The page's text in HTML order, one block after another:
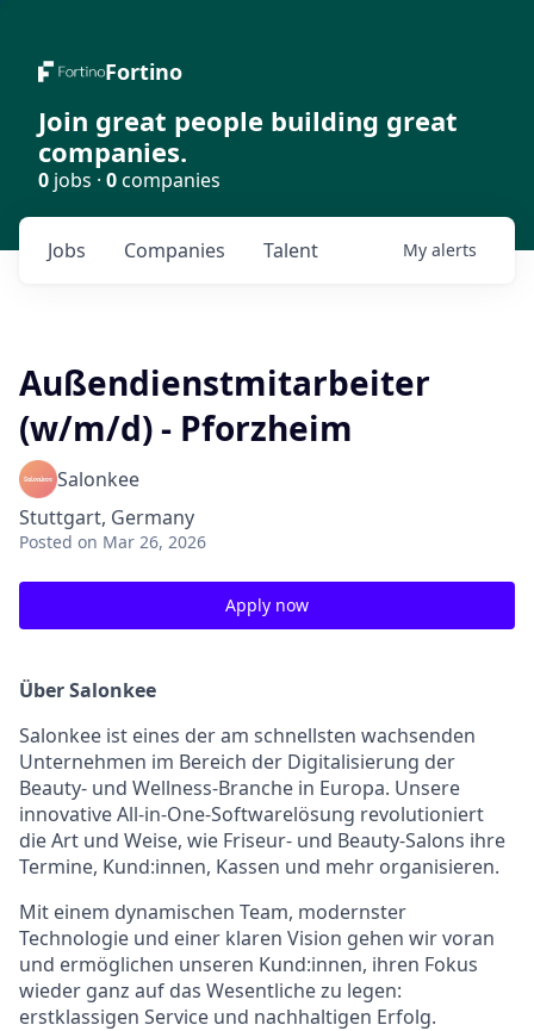
Fortino
Join great people building great
companies.
0 jobs · 0companies
Jobs Companies Talent My alerts
Außendienstmitarbeiter
(w/m/d) - Pforzheim
Salonkee
Stuttgart, Germany
Posted on Mar 26, 2026
Apply now
Über Salonkee
Salonkee ist eines der am schnellsten wachsenden
Unternehmen im Bereich der Digitalisierung der
Beauty- und Wellness-Branche in Europa. Unsere
innovative All-in-One-Softwarelösung revolutioniert
die Art und Weise, wie Friseur- und Beauty-Salons ihre
Termine, Kund:innen, Kassen und mehr organisieren.
Mit einem dynamischen Team, modernster
Technologie und einer klaren Vision gehen wir voran
und ermöglichen unseren Kund:innen, ihren Fokus
wieder ganz auf das Wesentliche zu legen:
erstklassigen Service und nachhaltigen Erfolg.